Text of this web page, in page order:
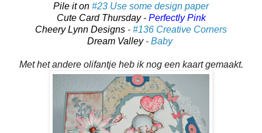
Pile it on #23 Use some design paper
Cute Card Thursday- Perfectly Pink
Cheery Lynn Designs - #136 Creative Corners
Dream Valley - Baby
Met het andere olifantje heb ik nog een kaart gemaakt.